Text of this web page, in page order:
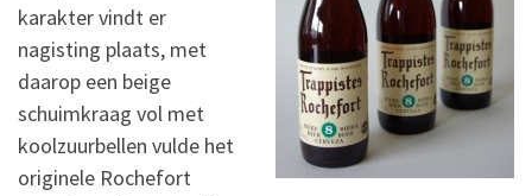
karakter vindt er
nagisting plaats, met
daarop een beige
schuimkraag vol met
koolzuurbellen vulde het
originele Rochefort